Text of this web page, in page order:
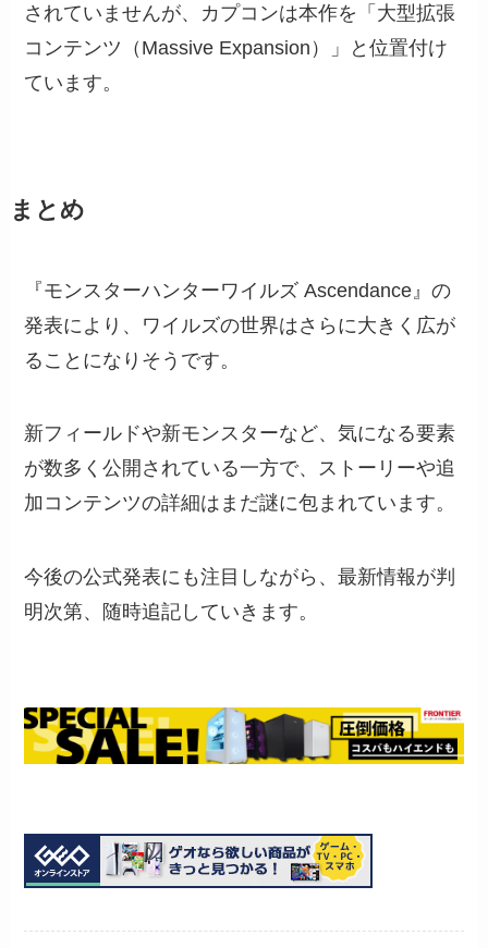
されていませんが、カプコンは本作を「大型拡張
コンテンツ（Massive Expansion）」と位置付け
ています。
まとめ
『モンスターハンターワイルズ Ascendance』の
発表により、ワイルズの世界はさらに大きく広が
ることになりそうです。
新フィールドや新モンスターなど、気になる要素
が数多く公開されている一方で、ストーリーや追
加コンテンツの詳細はまだ謎に包まれています。
今後の公式発表にも注目しながら、最新情報が判
明次第、随時追記していきます。